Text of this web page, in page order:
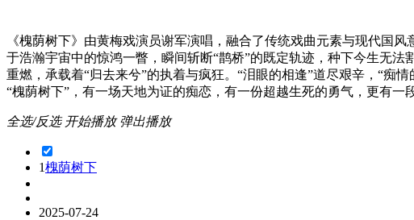
《槐荫树下》由黄梅戏演员谢军演唱，融合了传统戏曲元素与现代国
于浩瀚宇宙中的惊鸿一瞥，瞬间斩断“鹊桥”的既定轨迹，种下今生无
重燃，承载着“归去来兮”的执着与疯狂。“泪眼的相逢”道尽艰辛，“痴
“槐荫树下”，有一场天地为证的痴恋，有一份超越生死的勇气，更有一
全选/反选 开始播放 弹出播放
1槐荫树下
2025-07-24